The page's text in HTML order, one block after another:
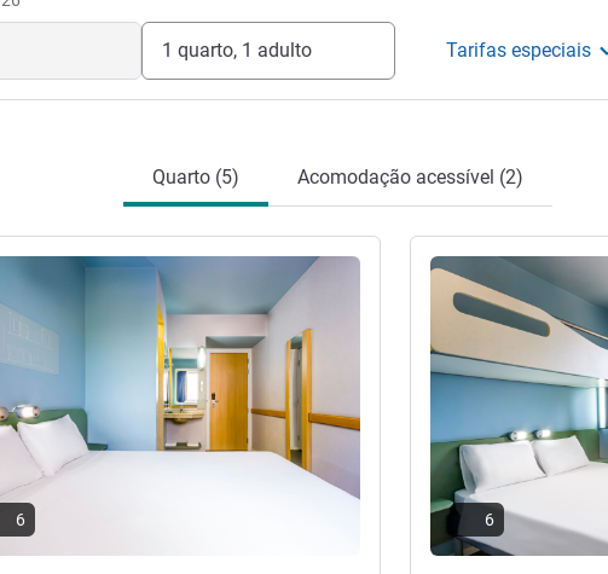
Para sua saúde e segurança seguimos
Gerência do hotel
1 quarto, 1 adulto Tarifas especiais
Quarto (5) Acomodação acessível (2)
6
Ver detalhes
6